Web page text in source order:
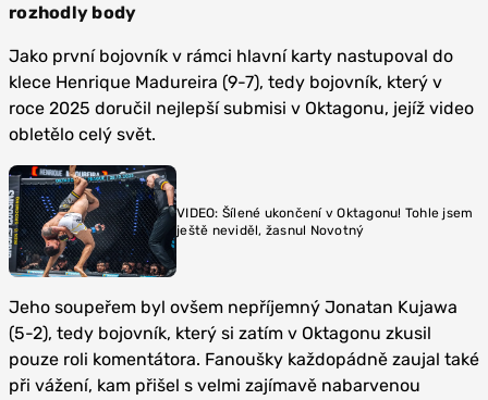
rozhodly body
Jako první bojovník v rámci hlavní karty nastupoval do
klece Henrique Madureira (9-7), tedy bojovník, který v
roce 2025 doručil nejlepší submisi v Oktagonu, jejíž video
obletělo celý svět.
VIDEO: Šílené ukončení v Oktagonu! Tohle jsem
ještě neviděl, žasnul Novotný
Jeho soupeřem byl ovšem nepříjemný Jonatan Kujawa
(5-2), tedy bojovník, který si zatím v Oktagonu zkusil
pouze roli komentátora. Fanoušky každopádně zaujal také
při vážení, kam přišel s velmi zajímavě nabarvenou